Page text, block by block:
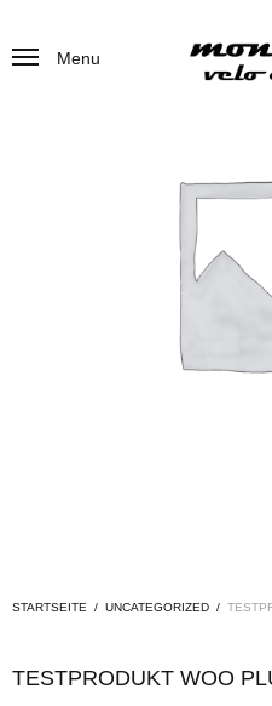
Menu
STARTSEITE / UNCATEGORIZED /
TESTPRODUKT WOO